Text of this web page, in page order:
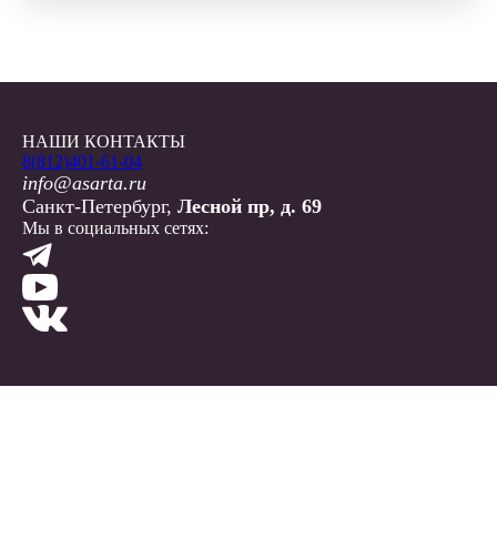
НАШИ КОНТАКТЫ
8(812)401-61-04
info@asarta.ru
Санкт-Петербург, Лесной пр, д. 69
Мы в социальных сетях: